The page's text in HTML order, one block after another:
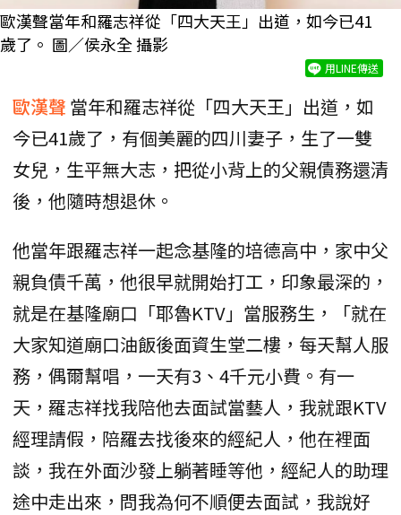
歐漢聲當年和羅志祥從「四大天王」出道，如今已41
歲了。 圖／侯永全 攝影
用LINE傳送
歐漢聲 當年和羅志祥從「四大天王」出道，如
今已41歲了，有個美麗的四川妻子，生了一雙
女兒，生平無大志，把從小背上的父親債務還清
後，他隨時想退休。
他當年跟羅志祥一起念基隆的培德高中，家中父
親負債千萬，他很早就開始打工，印象最深的，
就是在基隆廟口「耶魯KTV」當服務生，「就在
大家知道廟口油飯後面資生堂二樓，每天幫人服
務，偶爾幫唱，一天有3、4千元小費。有一
天，羅志祥找我陪他去面試當藝人，我就跟KTV
經理請假，陪羅去找後來的經紀人，他在裡面
談，我在外面沙發上躺著睡等他，經紀人的助理
途中走出來，問我為何不順便去面試，我說好